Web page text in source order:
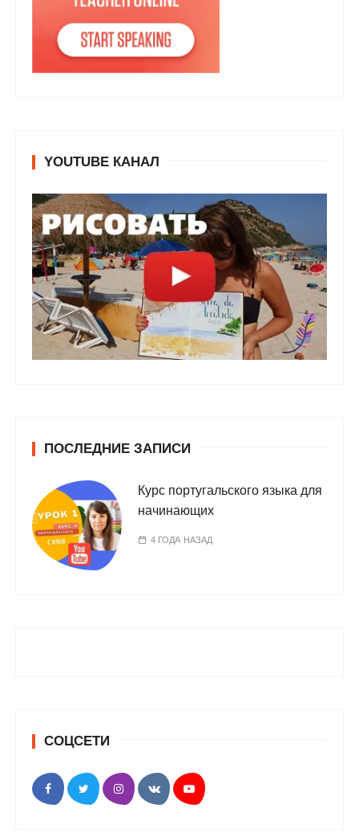
YOUTUBE КАНАЛ
ПОСЛЕДНИЕ ЗАПИСИ
Курс португальского языка для
начинающих
4 ГОДА НАЗАД
СОЦСЕТИ